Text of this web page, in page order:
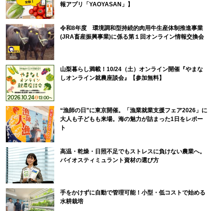
報アプリ「YAOYASAN」】
令和8年度 環境調和型持続的肉用牛生産体制推進事業
(JRA畜産振興事業)に係る第１回オンライン情報交換会
山梨暮らし満載！10/24（土）オンライン開催『やまな
しオンライン就農座談会』【参加無料】
“漁師の日”に東京開催。「漁業就業支援フェア2026」に
大人も子どもも来場。海の魅力が詰まった1日をレポー
ト
高温・乾燥・日照不足でもストレスに負けない農業へ。
バイオスティミュラント資材の選び方
手をかけずに自動で管理可能！小型・低コストで始める
水耕栽培